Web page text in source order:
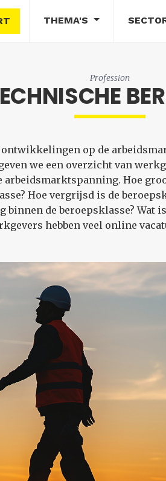
THEMA'S
Profession
op de
we een overzicht van
Hoe
Hoe vergrijsd is de
de beroepsklasse?
hebben veel online